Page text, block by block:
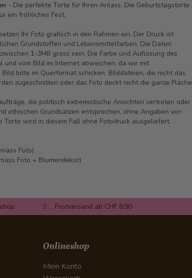
- Die perfekte Torte für Ihren Anlass. Die Geburtstagstorte
ein fröhliches Fest.
Ihr Foto grafisch in den Rahmen ein. Der Druck ist
Grundstoffen und Lebensmittelfarben. Die Daten
1-3MB gross sein. Die Farbe und Auflösung des
und vom Bild im Internet abweichen, da wir mit
bitte im Querformat schicken. Bilddateien, die nicht das
zugeschnitten oder das Foto deckt nicht die ganze Fläche
die politisch extremistische Ansichten vertreten oder
ethischen Grundsätzen entsprechen, ohne Angaben von
Torte wird in diesem Fall ohne Fotodruck ausgeliefert.
Foto)
Foto + Blumendekor)
Postversand ab CHF 8.90
Onlineshop
Mein Konto